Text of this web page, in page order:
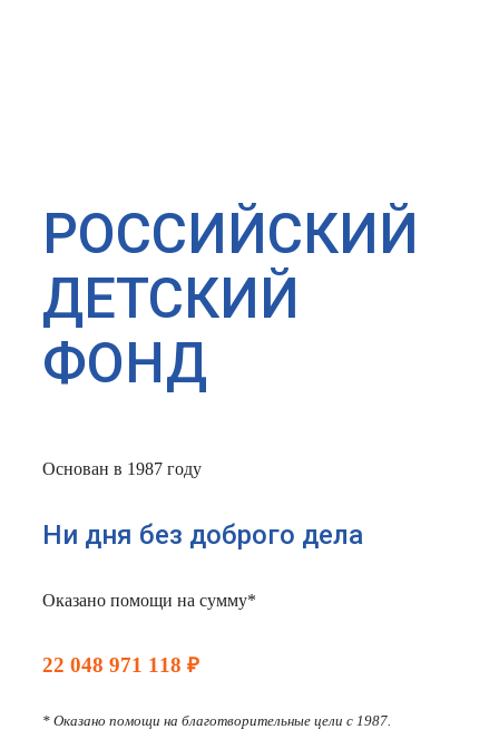
РОССИЙСКИЙ
ДЕТСКИЙ
ФОНД
Основан в 1987 году
Ни дня без доброго дела
Оказано помощи на сумму*
22 048 971 118 ₽
* Оказано помощи на благотворительные цели с 1987.